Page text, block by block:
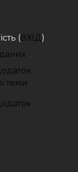
(ВХІД )
теми